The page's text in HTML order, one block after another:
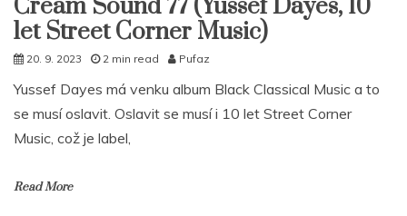
Cream Sound 77 (Yussef Dayes, 10
let Street Corner Music)
20. 9. 2023 2 min read Pufaz
Yussef Dayes má venku album Black Classical Music a to
se musí oslavit. Oslavit se musí i 10 let Street Corner
Music, což je label,
Read More